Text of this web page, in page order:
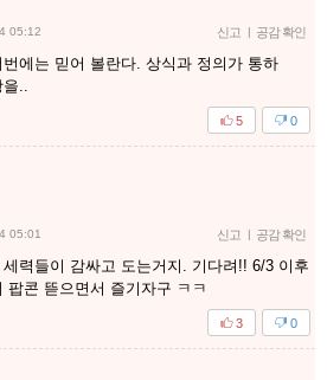
05:12 신고 | 공감 확인
에는 믿어 볼란다. 상식과 정의가 통하
을..
0
5
05:01 신고 | 공감 확인
력들이 감싸고 도는거지. 기다려!! 6/3 이후
팝콘 뜯으면서 즐기자구 ㅋㅋ
0
3